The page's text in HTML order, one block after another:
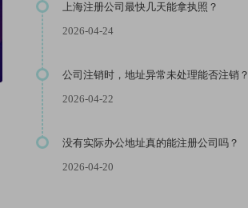
上海注册公司最快几天能拿执照？
2026-04-24
公司注销时，地址异常未处理能否注销？
2026-04-22
没有实际办公地址真的能注册公司吗？
2026-04-20